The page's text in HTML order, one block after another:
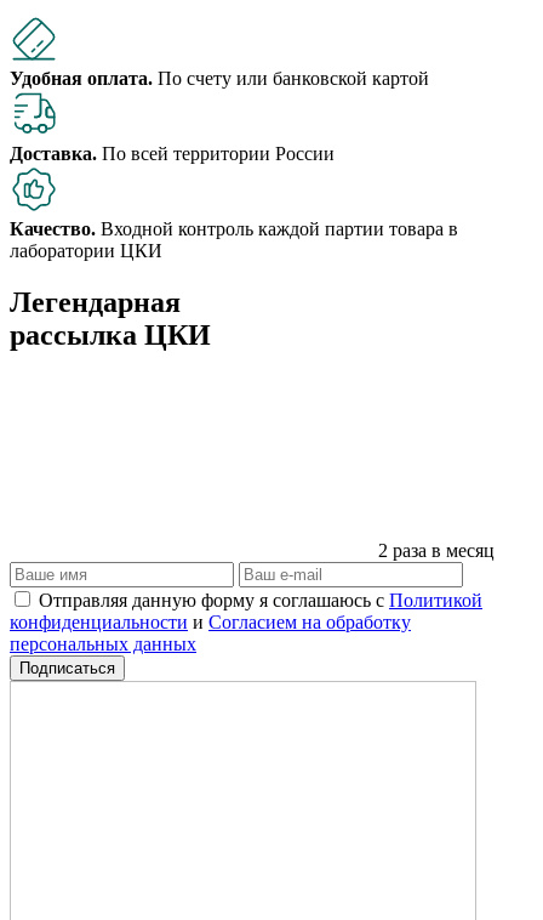
Удобная оплата. По счету или банковской картой
Доставка. По всей территории России
Качество. Входной контроль каждой партии товара в
лаборатории ЦКИ
Легендарная
рассылка ЦКИ
2 раза в месяц
Отправляя данную форму я соглашаюсь с Политикой
конфиденциальности и Согласием на обработку
персональных данных
Подписаться